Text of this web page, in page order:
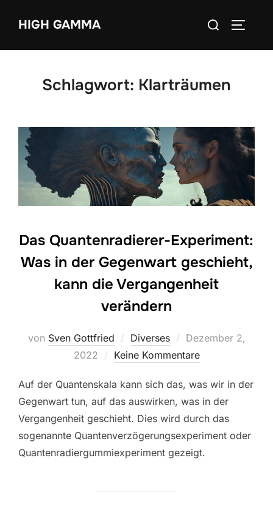
InhaltHIGH GAMMA
Suchen
Schlagwort: Klarträumen
Das Quantenradierer-Experiment:
Was in der Gegenwart geschieht,
kann die Vergangenheit
verändern
von Sven Gottfried Diverses
Veröffentlicht
am
Dezember 2,
2022
Keine Kommentare
Auf der Quantenskala kann sich das, was wir in der
Gegenwart tun, auf das auswirken, was in der
Vergangenheit geschieht. Dies wird durch das
sogenannte Quantenverzögerungsexperiment oder
Quantenradiergummiexperiment gezeigt.